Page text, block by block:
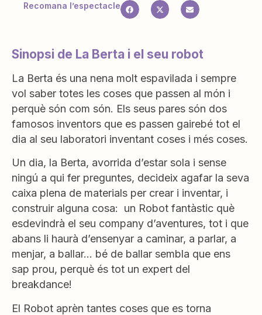
Recomana l’espectacle
Sinopsi de La Berta i el seu robot
La Berta és una nena molt espavilada i sempre
vol saber totes les coses que passen al món i
perquè són com són. Els seus pares són dos
famosos inventors que es passen gairebé tot el
dia al seu laboratori inventant coses i més coses.
Un dia, la Berta, avorrida d’estar sola i sense
ningú a qui fer preguntes, decideix agafar la seva
caixa plena de materials per crear i inventar, i
construir alguna cosa: un Robot fantàstic què
esdevindrà el seu company d’aventures, tot i que
abans li haurà d’ensenyar a caminar, a parlar, a
menjar, a ballar… bé de ballar sembla que ens
sap prou, perquè és tot un expert del
breakdance!
El Robot aprèn tantes coses que es torna